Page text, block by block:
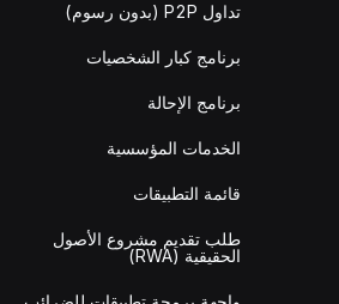
تداول P2P (بدون رسوم)
برنامج كبار الشخصيات
برنامج الإحالة
الخدمات المؤسسية
قائمة التطبيقات
طلب تقديم مشروع الأصول
الحقيقية (RWA)